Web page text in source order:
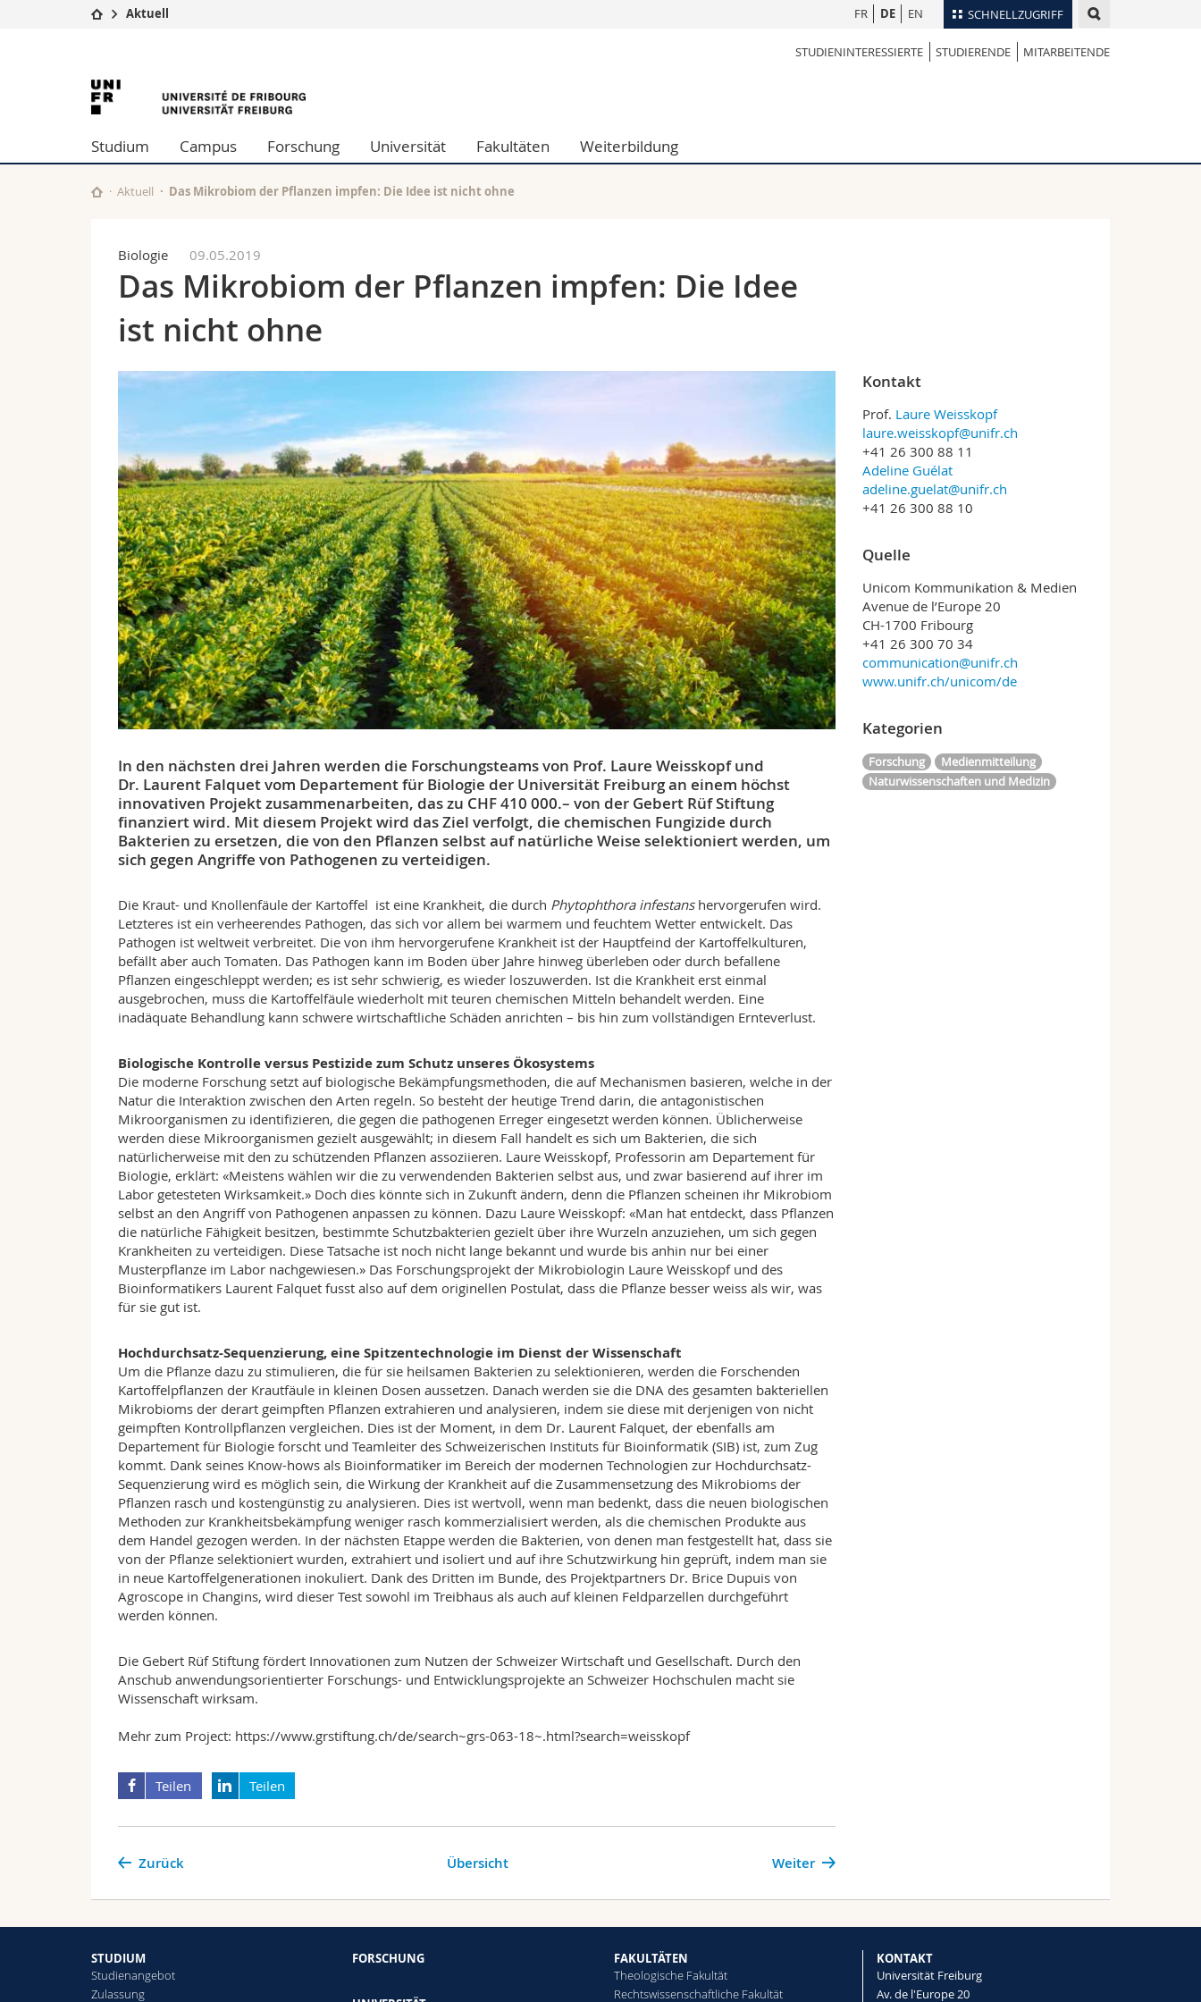
SCHNELLZUGRIFF
Studium
Campus
Universität
Weiterbildung
Theologische Fak.
Philosophische Fak.
Fak. für Erziehungs- und Bildungswissenschaften
Math.-Nat. und Med. Fak.
Interfakultär
Mitarbeitende
Personenverzeichnis
Vorlesungsverzeichnis
FR DE EN
Aktuell
STUDIENINTERESSIERTE STUDIERENDE MITARBEITENDE
University
of
Fribourg
Studium Campus Forschung Universität Fakultäten Weiterbildung
Aktuell Das Mikrobiom der Pflanzen impfen: Die Idee ist nicht ohne
Biologie 09.05.2019
Das Mikrobiom der Pflanzen impfen: Die Idee
ist nicht ohne
In den nächsten drei Jahren werden die Forschungsteams von Prof. Laure Weisskopf und
Dr. Laurent Falquet vom Departement für Biologie der Universität Freiburg an einem höchst
innovativen Projekt zusammenarbeiten, das zu CHF 410 000.– von der Gebert Rüf Stiftung
finanziert wird. Mit diesem Projekt wird das Ziel verfolgt, die chemischen Fungizide durch
Bakterien zu ersetzen, die von den Pflanzen selbst auf natürliche Weise selektioniert werden, um
sich gegen Angriffe von Pathogenen zu verteidigen.
Die Kraut- und Knollenfäule der Kartoffel ist eine Krankheit, die durch Phytophthora infestans hervorgerufen wird.
Letzteres ist ein verheerendes Pathogen, das sich vor allem bei warmem und feuchtem Wetter entwickelt. Das
Pathogen ist weltweit verbreitet. Die von ihm hervorgerufene Krankheit ist der Hauptfeind der Kartoffelkulturen,
befällt aber auch Tomaten. Das Pathogen kann im Boden über Jahre hinweg überleben oder durch befallene
Pflanzen eingeschleppt werden; es ist sehr schwierig, es wieder loszuwerden. Ist die Krankheit erst einmal
ausgebrochen, muss die Kartoffelfäule wiederholt mit teuren chemischen Mitteln behandelt werden. Eine
inadäquate Behandlung kann schwere wirtschaftliche Schäden anrichten – bis hin zum vollständigen Ernteverlust.
Biologische Kontrolle versus Pestizide zum Schutz unseres Ökosystems
Die moderne Forschung setzt auf biologische Bekämpfungsmethoden, die auf Mechanismen basieren, welche in der
Natur die Interaktion zwischen den Arten regeln. So besteht der heutige Trend darin, die antagonistischen
Mikroorganismen zu identifizieren, die gegen die pathogenen Erreger eingesetzt werden können. Üblicherweise
werden diese Mikroorganismen gezielt ausgewählt; in diesem Fall handelt es sich um Bakterien, die sich
natürlicherweise mit den zu schützenden Pflanzen assoziieren. Laure Weisskopf, Professorin am Departement für
Biologie, erklärt: «Meistens wählen wir die zu verwendenden Bakterien selbst aus, und zwar basierend auf ihrer im
Labor getesteten Wirksamkeit.» Doch dies könnte sich in Zukunft ändern, denn die Pflanzen scheinen ihr Mikrobiom
selbst an den Angriff von Pathogenen anpassen zu können. Dazu Laure Weisskopf: «Man hat entdeckt, dass Pflanzen
die natürliche Fähigkeit besitzen, bestimmte Schutzbakterien gezielt über ihre Wurzeln anzuziehen, um sich gegen
Krankheiten zu verteidigen. Diese Tatsache ist noch nicht lange bekannt und wurde bis anhin nur bei einer
Musterpflanze im Labor nachgewiesen.» Das Forschungsprojekt der Mikrobiologin Laure Weisskopf und des
Bioinformatikers Laurent Falquet fusst also auf dem originellen Postulat, dass die Pflanze besser weiss als wir, was
für sie gut ist.
Hochdurchsatz-Sequenzierung, eine Spitzentechnologie im Dienst der Wissenschaft
Um die Pflanze dazu zu stimulieren, die für sie heilsamen Bakterien zu selektionieren, werden die Forschenden
Kartoffelpflanzen der Krautfäule in kleinen Dosen aussetzen. Danach werden sie die DNA des gesamten bakteriellen
Mikrobioms der derart geimpften Pflanzen extrahieren und analysieren, indem sie diese mit derjenigen von nicht
geimpften Kontrollpflanzen vergleichen. Dies ist der Moment, in dem Dr. Laurent Falquet, der ebenfalls am
Departement für Biologie forscht und Teamleiter des Schweizerischen Instituts für Bioinformatik (SIB) ist, zum Zug
kommt. Dank seines Know-hows als Bioinformatiker im Bereich der modernen Technologien zur Hochdurchsatz-
Sequenzierung wird es möglich sein, die Wirkung der Krankheit auf die Zusammensetzung des Mikrobioms der
Pflanzen rasch und kostengünstig zu analysieren. Dies ist wertvoll, wenn man bedenkt, dass die neuen biologischen
Methoden zur Krankheitsbekämpfung weniger rasch kommerzialisiert werden, als die chemischen Produkte aus
dem Handel gezogen werden. In der nächsten Etappe werden die Bakterien, von denen man festgestellt hat, dass sie
von der Pflanze selektioniert wurden, extrahiert und isoliert und auf ihre Schutzwirkung hin geprüft, indem man sie
in neue Kartoffelgenerationen inokuliert. Dank des Dritten im Bunde, des Projektpartners Dr. Brice Dupuis von
Agroscope in Changins, wird dieser Test sowohl im Treibhaus als auch auf kleinen Feldparzellen durchgeführt
werden können.
Die Gebert Rüf Stiftung fördert Innovationen zum Nutzen der Schweizer Wirtschaft und Gesellschaft. Durch den
Anschub anwendungsorientierter Forschungs- und Entwicklungsprojekte an Schweizer Hochschulen macht sie
Wissenschaft wirksam.
Mehr zum Project: https://www.grstiftung.ch/de/search~grs-063-18~.html?search=weisskopf
Teilen Teilen
Weiter
Zurück Übersicht
Kontakt
Prof. Laure Weisskopf
laure.weisskopf@unifr.ch
+41 26 300 88 11
Adeline Guélat
adeline.guelat@unifr.ch
+41 26 300 88 10
Quelle
Unicom Kommunikation & Medien
Avenue de l’Europe 20
CH-1700 Fribourg
+41 26 300 70 34
communication@unifr.ch
www.unifr.ch/unicom/de
Kategorien
Forschung
Medienmitteilung
Naturwissenschaften und Medizin
STUDIUM
Studienangebot
Zulassung
FORSCHUNG
FAKULTÄTEN
Theologische Fakultät
Rechtswissenschaftliche Fakultät
KONTAKT
Universität Freiburg
Av. de l'Europe 20